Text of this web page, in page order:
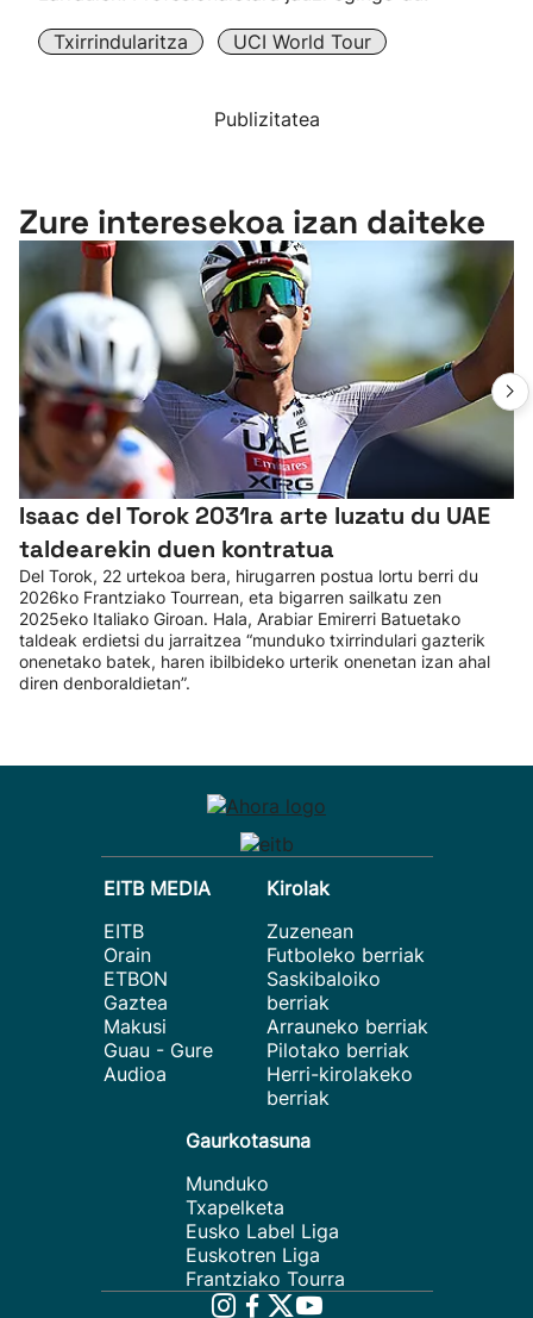
Txirrindularitza UCI World Tour
Publizitatea
Zure interesekoa izan daiteke
Isaac del Torok 2031ra arte luzatu du UAE
taldearekin duen kontratua
Del Torok, 22 urtekoa bera, hirugarren postua lortu berri du
2026ko Frantziako Tourrean, eta bigarren sailkatu zen
2025eko Italiako Giroan. Hala, Arabiar Emirerri Batuetako
taldeak erdietsi du jarraitzea “munduko txirrindulari gazterik
onenetako batek, haren ibilbideko urterik onenetan izan ahal
diren denboraldietan”.
EITB MEDIA
EITB
Orain
ETBON
Gaztea
Makusi
Guau - Gure
Audioa
Kirolak
Zuzenean
Futboleko berriak
Saskibaloiko
berriak
Arrauneko berriak
Pilotako berriak
Herri-kirolakeko
berriak
Gaurkotasuna
Munduko
Txapelketa
Eusko Label Liga
Euskotren Liga
Frantziako Tourra